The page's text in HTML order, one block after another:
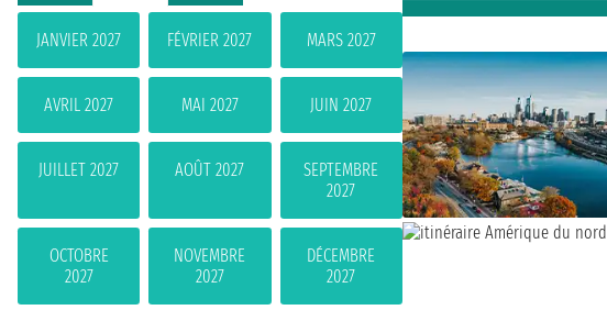
JANVIER 2027 FÉVRIER 2027 MARS 2027
AVRIL 2027 MAI 2027 JUIN 2027
JUILLET 2027 AOÛT 2027
SEPTEMBRE
2027
OCTOBRE
2027
NOVEMBRE
2027
DÉCEMBRE
2027